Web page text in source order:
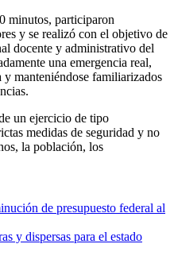
minutos, participaron
y se realizó con el objetivo de
docente y administrativo del
una emergencia real,
y manteniéndose familiarizados
un ejercicio de tipo
medidas de seguridad y no
la población, los
de presupuesto federal al
y dispersas para el estado